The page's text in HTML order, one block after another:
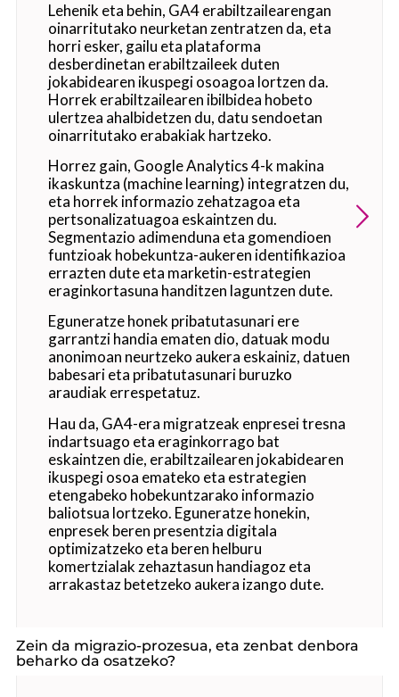
Lehenik eta behin, GA4 erabiltzailearengan
oinarritutako neurketan zentratzen da, eta
horri esker, gailu eta plataforma
desberdinetan erabiltzaileek duten
jokabidearen ikuspegi osoagoa lortzen da.
Horrek erabiltzailearen ibilbidea hobeto
ulertzea ahalbidetzen du, datu sendoetan
oinarritutako erabakiak hartzeko.
Horrez gain, Google Analytics 4-k makina
ikaskuntza (machine learning) integratzen du,
eta horrek informazio zehatzagoa eta
pertsonalizatuagoa eskaintzen du.
Segmentazio adimenduna eta gomendioen
funtzioak hobekuntza-aukeren identifikazioa
errazten dute eta marketin-estrategien
eraginkortasuna handitzen laguntzen dute.
Eguneratze honek pribatutasunari ere
garrantzi handia ematen dio, datuak modu
anonimoan neurtzeko aukera eskainiz, datuen
babesari eta pribatutasunari buruzko
araudiak errespetatuz.
Hau da, GA4-era migratzeak enpresei tresna
indartsuago eta eraginkorrago bat
eskaintzen die, erabiltzailearen jokabidearen
ikuspegi osoa emateko eta estrategien
etengabeko hobekuntzarako informazio
baliotsua lortzeko. Eguneratze honekin,
enpresek beren presentzia digitala
optimizatzeko eta beren helburu
komertzialak zehaztasun handiagoz eta
arrakastaz betetzeko aukera izango dute.
Zein da migrazio-prozesua, eta zenbat denbora
beharko da osatzeko?